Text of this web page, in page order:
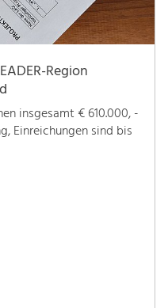
Region
insgesamt € 610.000, -
Einreichungen sind bis